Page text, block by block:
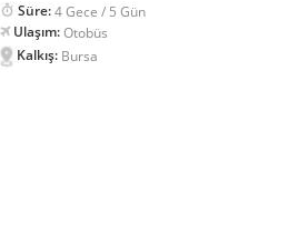
Süre:4 Gece / 5 Gün
Ulaşım:Otobüs
Kalkış: Bursa